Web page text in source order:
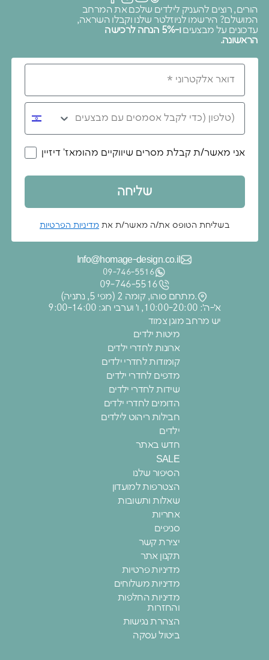
הורים, רוצים להעניק לילדים שלכם את המרחב
המושלם? הירשמו לניוזלטר שלנו וקבלו השראה,
עדכונים על מבצעים
ו-5% הנחה לרכישה
הראשונה.
אני מאשר/ת קבלת מסרים שיווקיים מהומאז' דיזיין
שליחה
בשליחת הטופס את/ה מאשר/ת את מדיניות הפרטיות
Info@homage-design.co.il
09‑746‑5516
09‑746‑5516
מתחם סוהו, קומה 2 (מפי 5, נתניה).
א׳-ה׳: 10:00-20:00, ו׳ וערבי חג: 9:00-14:00
יש מרחב מוגן צמוד
מיטות ילדים
ארונות לחדרי ילדים
קומודות לחדרי ילדים
מדפים לחדרי ילדים
שידות לחדרי ילדים
הדומים לחדרי ילדים
חבילות ריהוט לילדים
ילדים
חדש באתר
SALE
הסיפור שלנו
הצטרפות למועדון
שאלות ותשובות
אחריות
סניפים
יצירת קשר
תקנון אתר
מדיניות פרטיות
מדיניות משלוחים
מדיניות החלפות
והחזרות
הצהרת נגישות
ביטול עסקה